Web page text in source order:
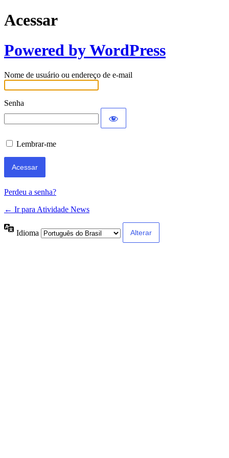
Acessar
Powered by WordPress
Nome de usuário ou endereço de e-mail
Senha
Lembrar-me
Perdeu a senha?
← Ir para Atividade News
Idioma